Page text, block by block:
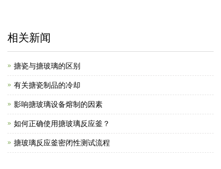
相关新闻
搪瓷与搪玻璃的区别
有关搪瓷制品的冷却
影响搪玻璃设备熔制的因素
如何正确使用搪玻璃反应釜？
搪玻璃反应釜密闭性测试流程